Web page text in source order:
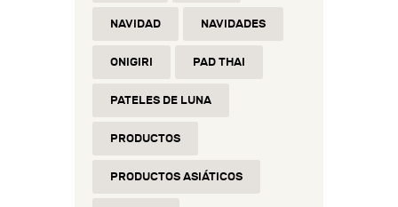
NAVIDAD NAVIDADES
ONIGIRI PAD THAI
PATELES DE LUNA
PRODUCTOS
PRODUCTOS ASIÁTICOS